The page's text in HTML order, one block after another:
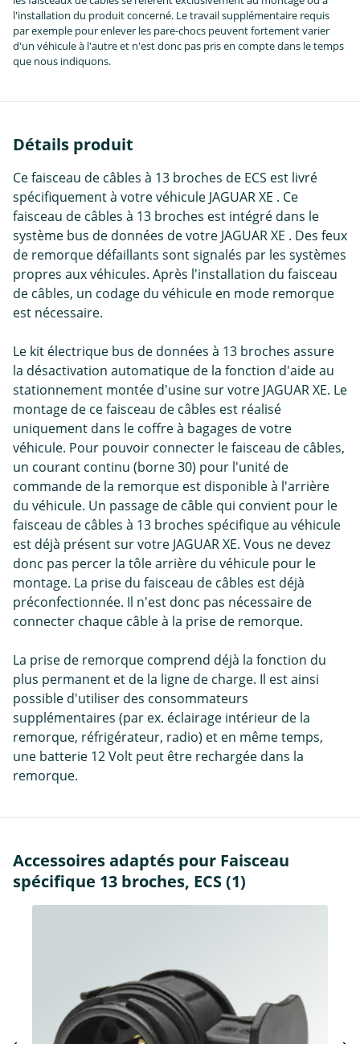
l'installation du produit concerné. Le travail supplémentaire requis
par exemple pour enlever les pare-chocs peuvent fortement varier
d'un véhicule à l'autre et n'est donc pas pris en compte dans le temps
que nous indiquons.
Détails produit
Ce faisceau de câbles à 13 broches de ECS est livré
spécifiquement à votre véhicule JAGUAR XE . Ce
faisceau de câbles à 13 broches est intégré dans le
système bus de données de votre JAGUAR XE . Des feux
de remorque défaillants sont signalés par les systèmes
propres aux véhicules. Après l'installation du faisceau
de câbles, un codage du véhicule en mode remorque
est nécessaire.
Le kit électrique bus de données à 13 broches assure
la désactivation automatique de la fonction d'aide au
stationnement montée d'usine sur votre JAGUAR XE. Le
montage de ce faisceau de câbles est réalisé
uniquement dans le coffre à bagages de votre
véhicule. Pour pouvoir connecter le faisceau de câbles,
un courant continu (borne 30) pour l'unité de
commande de la remorque est disponible à l'arrière
du véhicule. Un passage de câble qui convient pour le
faisceau de câbles à 13 broches spécifique au véhicule
est déjà présent sur votre JAGUAR XE. Vous ne devez
donc pas percer la tôle arrière du véhicule pour le
montage. La prise du faisceau de câbles est déjà
préconfectionnée. Il n'est donc pas nécessaire de
connecter chaque câble à la prise de remorque.
La prise de remorque comprend déjà la fonction du
plus permanent et de la ligne de charge. Il est ainsi
possible d'utiliser des consommateurs
supplémentaires (par ex. éclairage intérieur de la
remorque, réfrigérateur, radio) et en même temps,
une batterie 12 Volt peut être rechargée dans la
remorque.
Accessoires adaptés pour Faisceau
spécifique 13 broches, ECS (1)